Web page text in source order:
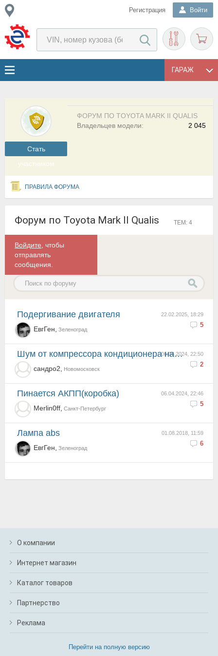
Регистрация Войти
ГАРАЖ
Cтать
участником
ФОРУМ ПО TOYOTA MARK II QUALIS
2 045
Владельцев модели:
ПРАВИЛА ФОРУМА
Форум по Toyota Mark II Qualis ТЕМ: 4
Войдите , чтобы
отправлять
сообщения.
22.02.2025, 18:29
5
Подергивание двигателя
ЕвгГен, Зеленоград
06.04.2024, 22:50
2
Шум от компрессора кондиционера на холодную
сандро2, Новомосковск
06.04.2024, 22:46
5
Пинается АКПП(коробка)
Merlin0ff, Санкт-Петербург
01.08.2018, 11:59
6
Лампа abs
ЕвгГен, Зеленоград
О компании
Интернет магазин
Каталог товаров
Партнерство
Реклама
Перейти на полную версию